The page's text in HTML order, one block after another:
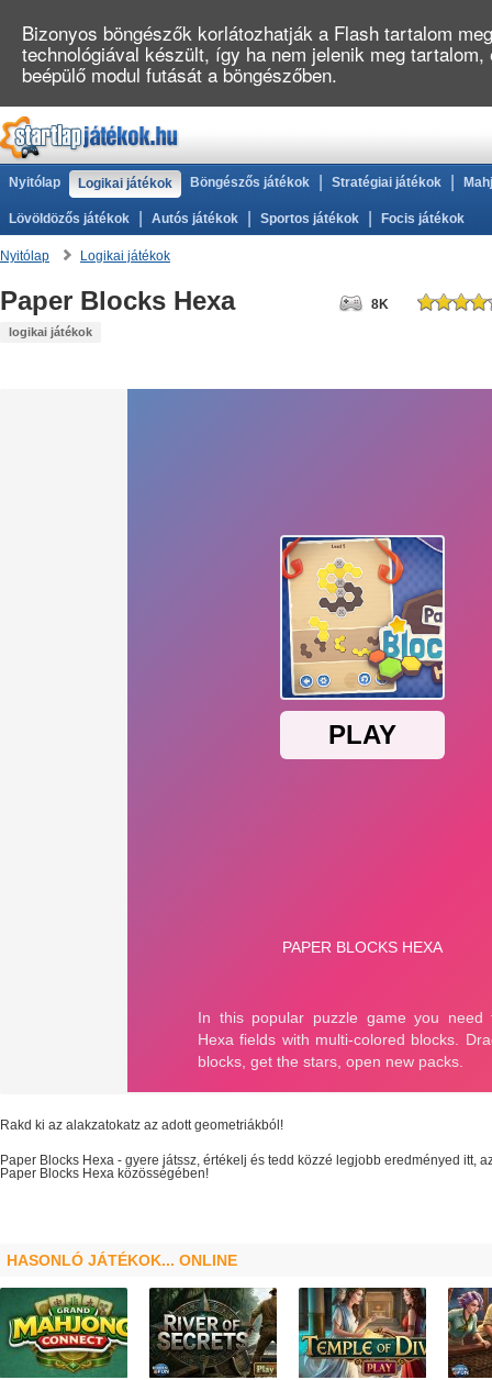
Nyitólap Logikai játékok Böngészős játékok Stratégiai játékok
Lövöldözős játékok Autós játékok Sportos játékok Focis játékok
Nyitólap Logikai játékok
Paper Blocks Hexa
logikai játékok
8K
Rakd ki az alakzatokatz az adott geometriákból!
Paper Blocks Hexa - gyere játssz, értékelj és tedd közzé legjobb eredményed itt,
Paper Blocks Hexa közösségében!
HASONLÓ JÁTÉKOK... ONLINE
Bizonyos böngészők korlátozhatják a Flash tartalom
technológiával készült, így ha nem jelenik meg
beépülő modul futását a böngészőben.